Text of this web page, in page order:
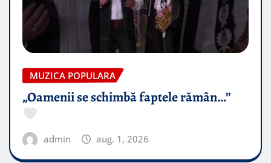
MUZICA POPULARA
„Oamenii se schimbă faptele rămân…”
admin aug. 1, 2026